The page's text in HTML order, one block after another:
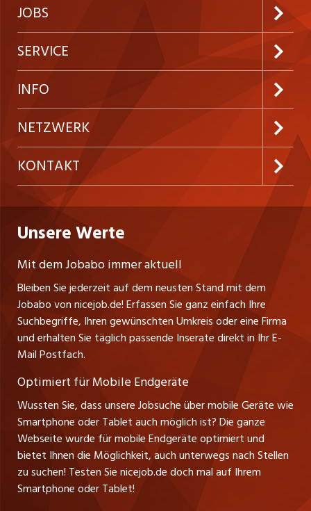
JOBS
Jobabo abonnieren
Neue Stellen
Festanstellungen
Temporäre Jobs
Freelance Jobs
Praktika
Lehrstellen
Führungspositionen
Management / Kader-Jobs
SERVICE
Kundenlogin
Inserieren
Firmen
Personalvermittler
INFO
Preise und Leistungen
AGB
Datenschutzerklärung
Nutzungsbedingungen
Impressum
NETZWERK
ostjob.ch
westjob.at
jobzüri.ch
jobmittelland.ch
jobbern.ch
jobbasel.ch
zentraljob.ch
myjob.ch
schaffu.ch (VS)
ajourjob.ch
tagblatt.ch
KONTAKT
Niederlassung
Fa. nicejob.de
PR Medien GmbH
Lindauer Straße 16
D-88239 Wangen
Tel. +49 07522 795034
Thomas Reiner
Ansprechpartner
Unsere Werte
Mit dem Jobabo immer aktuell
Bleiben Sie jederzeit auf dem neusten Stand mit dem
Jobabo von nicejob.de! Erfassen Sie ganz einfach Ihre
Suchbegriffe, Ihren gewünschten Umkreis oder eine Firma
und erhalten Sie täglich passende Inserate direkt in Ihr E-
Mail Postfach.
Optimiert für Mobile Endgeräte
Wussten Sie, dass unsere Jobsuche über mobile Geräte wie
Smartphone oder Tablet auch möglich ist? Die ganze
Webseite wurde für mobile Endgeräte optimiert und
bietet Ihnen die Möglichkeit, auch unterwegs nach Stellen
zu suchen! Testen Sie nicejob.de doch mal auf Ihrem
Smartphone oder Tablet!